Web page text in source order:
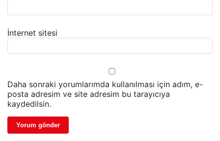
İnternet sitesi
Daha sonraki yorumlarımda kullanılması için adım, e-
posta adresim ve site adresim bu tarayıcıya
kaydedilsin.